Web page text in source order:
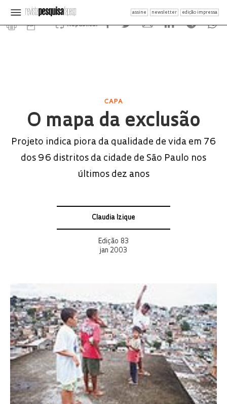
assine newsletter edição impressa
Republicar
CAPA
O mapa da exclusão
Projeto indica piora da qualidade de vida em 76
dos 96 distritos da cidade de São Paulo nos
últimos dez anos
Claudia Izique
Edição 83
jan 2003